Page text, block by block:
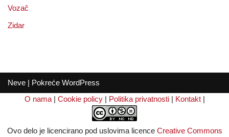
Vozač
Zidar
Neve | Pokreće WordPress
O nama | Cookie policy | Politika privatnosti | Kontakt |
Ovo delo je licencirano pod uslovima licence Creative Commons